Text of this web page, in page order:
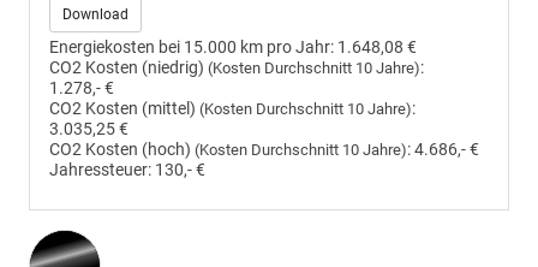
Download
Energiekosten bei 15.000 km pro Jahr: 1.648,08 €
CO2 Kosten (niedrig) (Kosten Durchschnitt 10 Jahre):
1.278,- €
CO2 Kosten (mittel) (Kosten Durchschnitt 10 Jahre):
3.035,25 €
CO2 Kosten (hoch) (Kosten Durchschnitt 10 Jahre):4.686,- €
Jahressteuer: 130,- €